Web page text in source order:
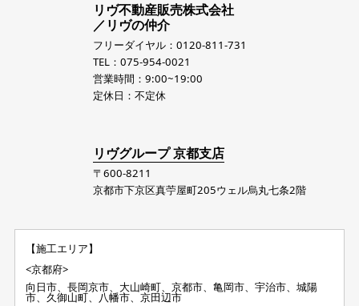
リヴ不動産販売株式会社
／リヴの仲介
フリーダイヤル：0120-811-731
TEL：075-954-0021
営業時間：9:00~19:00
定休日：不定休
リヴグループ 京都支店
〒600-8211
京都市下京区真苧屋町205ウェル烏丸七条2階
【施工エリア】
<京都府>
向日市、長岡京市、大山崎町、京都市、亀岡市、宇治市、城陽
市、久御山町、八幡市、京田辺市